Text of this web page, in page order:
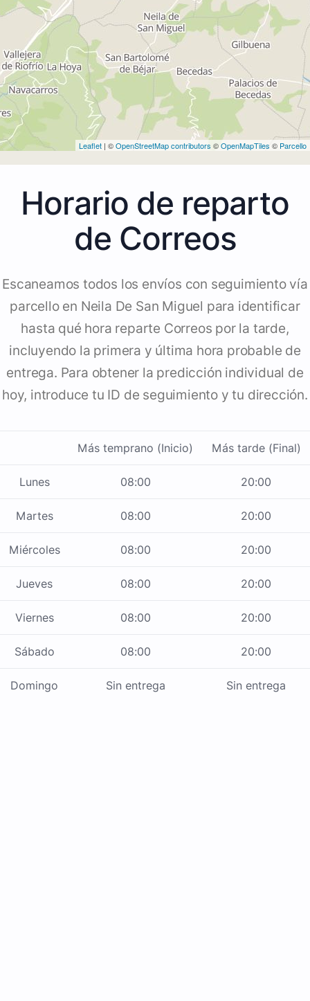
Leaflet | ©OpenStreetMap contributors ©OpenMapTiles © Parcello
Horario de reparto
de Correos
Escaneamos todos los envíos con seguimiento vía
parcello en Neila De San Miguel para identificar
hasta qué hora reparte Correos por la tarde,
incluyendo la primera y última hora probable de
entrega. Para obtener la predicción individual de
hoy, introduce tu ID de seguimiento y tu dirección.
Más temprano (Inicio) Más tarde (Final)
Lunes 08:00 20:00
Martes 08:00 20:00
Miércoles 08:00 20:00
Jueves 08:00 20:00
Viernes 08:00 20:00
Sábado 08:00 20:00
Domingo Sin entrega Sin entrega